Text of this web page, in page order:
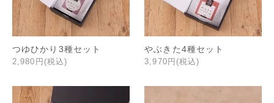
つゆひかり3種セット
2,980円(税込)
やぶきた4種セット
3,970円(税込)